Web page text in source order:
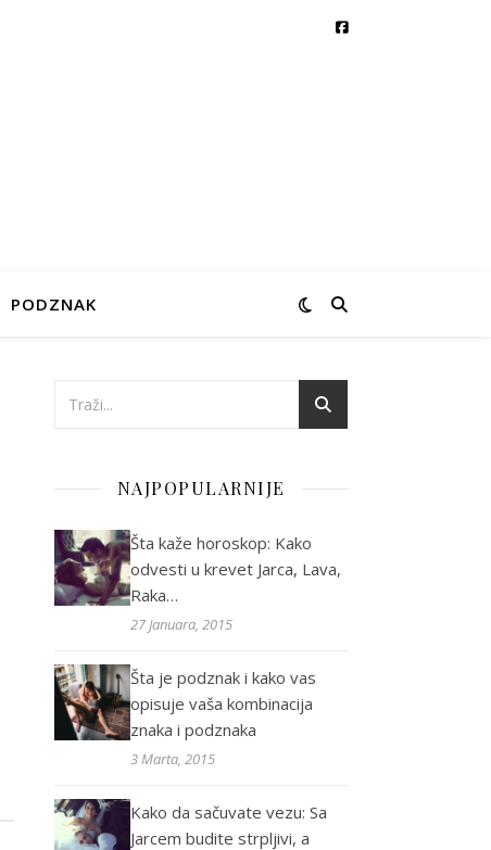
PODZNAK
NAJPOPULARNIJE
Šta kaže horoskop: Kako
odvesti u krevet Jarca, Lava,
Raka…
27 Januara, 2015
Šta je podznak i kako vas
opisuje vaša kombinacija
znaka i podznaka
3 Marta, 2015
Kako da sačuvate vezu: Sa
Jarcem budite strpljivi, a